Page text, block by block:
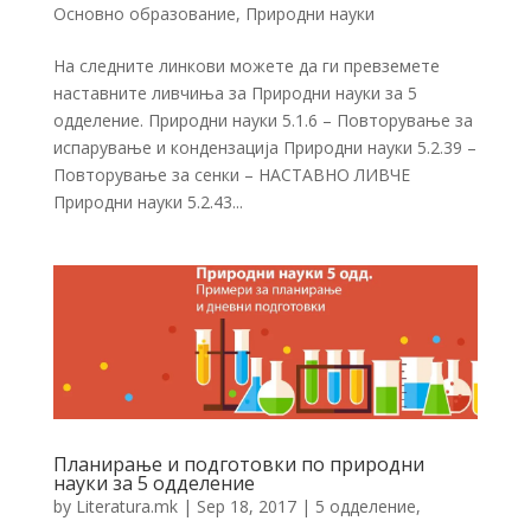
Основно образование, Природни науки
На следните линкови можете да ги превземете
наставните ливчиња за Природни науки за 5
одделение. Природни науки 5.1.6 – Повторување за
испарување и кондензација Природни науки 5.2.39 –
Повторување за сенки – НАСТАВНО ЛИВЧЕ
Природни науки 5.2.43...
Планирање и подготовки по природни
науки за 5 одделение
by Literatura.mk| Sep 18, 2017| 5 одделение,